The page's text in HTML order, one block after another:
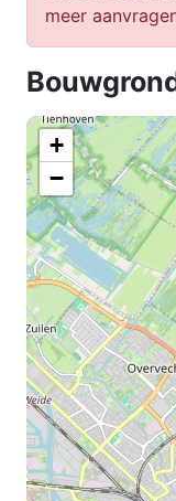
meer
+
−